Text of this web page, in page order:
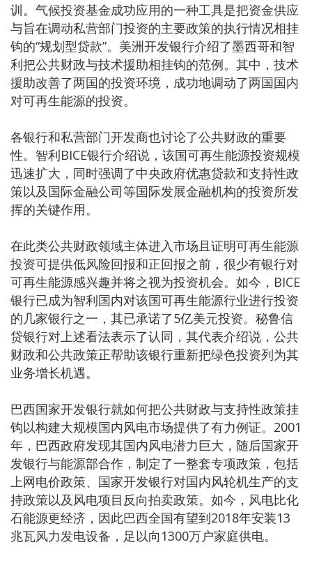
训。气候投资基金成功应用的一种工具是把资金供应
与旨在调动私营部门投资的主要政策的执行情况相挂
钩的“规划型贷款”。美洲开发银行介绍了墨西哥和智
利把公共财政与技术援助相挂钩的范例。其中，技术
援助改善了两国的投资环境，成功地调动了两国国内
对可再生能源的投资。
各银行和私营部门开发商也讨论了公共财政的重要
性。智利BICE银行介绍说，该国可再生能源投资规模
迅速扩大，同时强调了中央政府优惠贷款和支持性政
策以及国际金融公司等国际发展金融机构的投资所发
挥的关键作用。
在此类公共财政领域主体进入市场且证明可再生能源
投资可提供低风险回报和正回报之前，很少有银行对
可再生能源感兴趣并将之视为投资机会。如今，BICE
银行已成为智利国内对该国可再生能源行业进行投资
的几家银行之一，其已承诺了5亿美元投资。秘鲁信
贷银行对上述看法表示了认同，其代表介绍说，公共
财政和公共政策正帮助该银行重新把绿色投资列为其
业务增长机遇。
巴西国家开发银行就如何把公共财政与支持性政策挂
钩以构建大规模国内风电市场提供了有力例证。2001
年，巴西政府发现其国内风电潜力巨大，随后国家开
发银行与能源部合作，制定了一整套专项政策，包括
上网电价政策、国家开发银行对国内风轮机生产的支
持政策以及风电项目反向拍卖政策。如今，风电比化
石能源更经济，因此巴西全国有望到2018年安装13
兆瓦风力发电设备，足以向1300万户家庭供电。